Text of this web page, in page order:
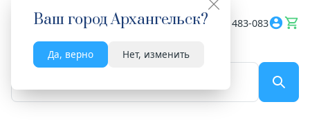
Ваш городАрхангельск?
Да, верно Нет, изменить
Весь сайт 8182 483-083